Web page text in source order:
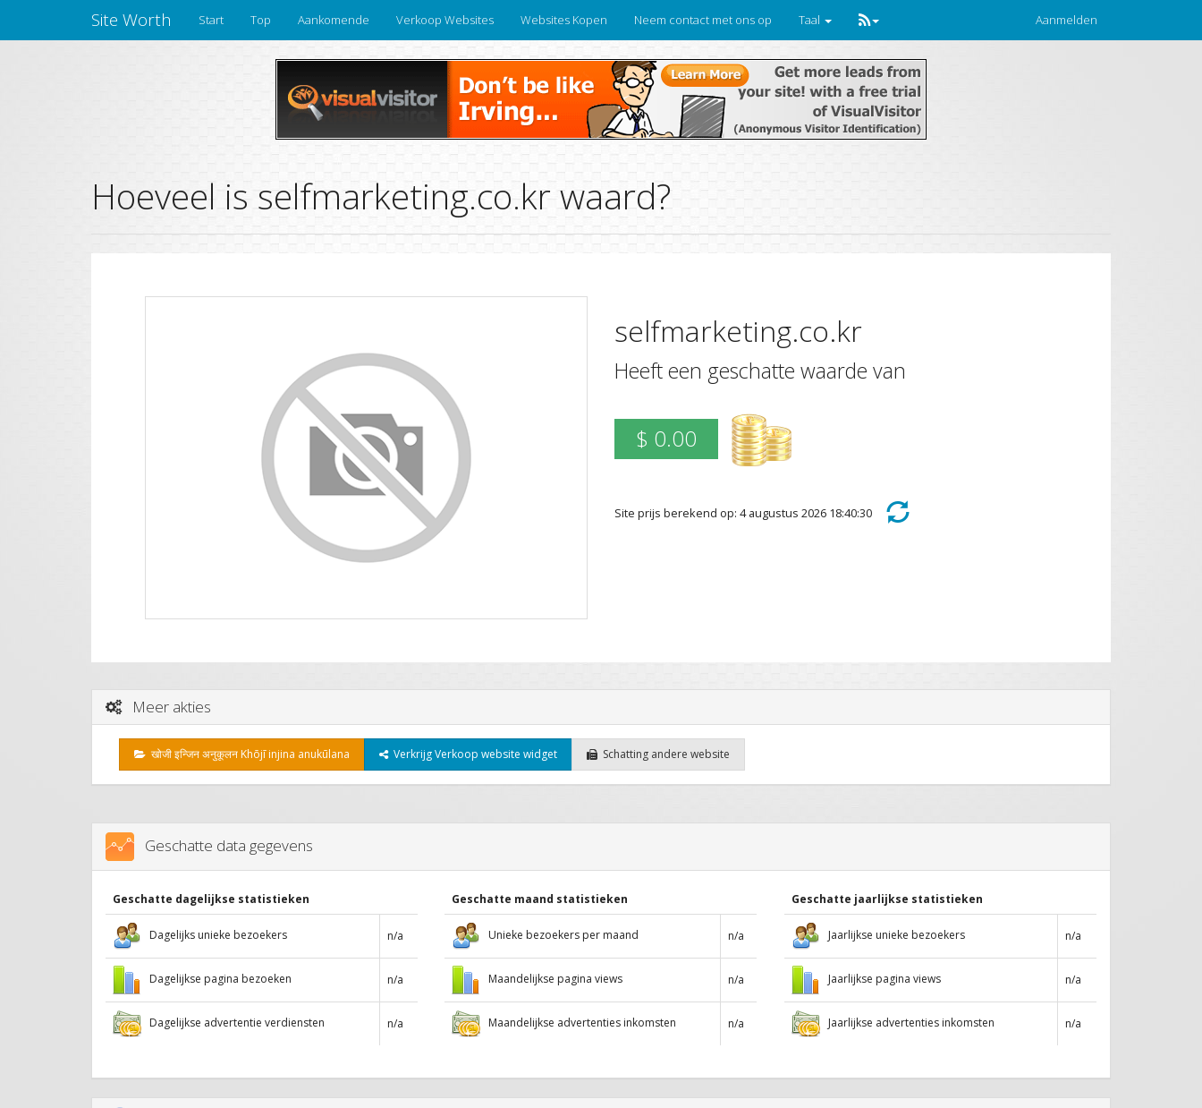
Site Worth Start Top Aankomende Verkoop Websites Websites Kopen Neem contact met ons op Taal Aanmelden
Hoeveel is selfmarketing.co.kr waard?
selfmarketing.co.kr
Heeft een geschatte waarde van
$ 0.00
Site prijs berekend op: 4 augustus 2026 18:40:30
Meer akties
खोजी इन्जिन अनुकूलन Khōjī injina anukūlana Verkrijg Verkoop website widget Schatting andere website
Geschatte data gegevens
Geschatte dagelijkse statistieken
Dagelijks unieke bezoekers n/a
Dagelijkse pagina bezoeken n/a
Dagelijkse advertentie verdiensten n/a
Geschatte maand statistieken
Unieke bezoekers per maand n/a
Maandelijkse pagina views n/a
Maandelijkse advertenties inkomsten n/a
Geschatte jaarlijkse statistieken
Jaarlijkse unieke bezoekers n/a
Jaarlijkse pagina views n/a
Jaarlijkse advertenties inkomsten n/a